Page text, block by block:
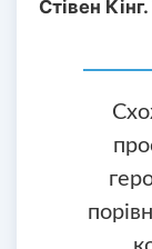
Стівен